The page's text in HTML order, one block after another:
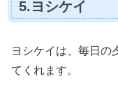
5.ヨシケイ
ヨシケイは、毎日の
てくれます。